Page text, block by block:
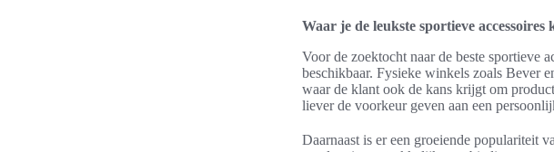
Waar je de leukste sportieve accessoires
Voor de zoektocht naar de beste sportieve
beschikbaar. Fysieke winkels zoals Bever
waar de klant ook de kans krijgt om
liever de voorkeur geven aan een
Daarnaast is er een groeiende populariteit